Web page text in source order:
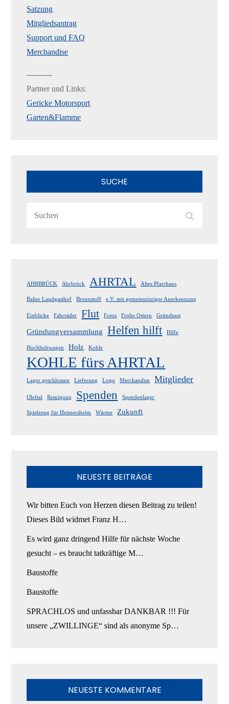
Satzung
Mitgliedsantrag
Support und FAQ
Merchandise
----------
Partner und Links:
Gericke Motorsport
Garten&Flamme
SUCHE
AHRBRÜCK Ahrbrück AHRTAL Altes Pfarrhaus
Balter Landgasthof Brennstoff e.V. mit gemeinnütziger Anerkennung
Einblicke Fahrräder Flut Fotos Frohe Ostern Gründung
Gründungversammlung Helfen hilft Hilfe
Hochhubwagen Holz Kohle
KOHLE fürs AHRTAL
Lager geschlossen Lieferung Logo Merchandise Mitglieder
Oleftal Reinigung Spenden Spendenlager
Spielzeug für Heimersheim Wärme Zukunft
NEUESTE BEITRÄGE
Wir bitten Euch von Herzen diesen Beitrag zu teilen!
Dieses Bild widmet Franz H…
Es wird ganz dringend Hilfe für nächste Woche
gesucht – es braucht tatkräftige M…
Baustoffe
Baustoffe
SPRACHLOS und unfassbar DANKBAR !!! Für
unsere „ZWILLINGE“ sind als anonyme Sp…
NEUESTE KOMMENTARE